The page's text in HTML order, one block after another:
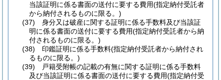
当該証明に係る書面の送付に要する費用(指定納付受託者
から納付されるものに限る。)
(37)
身分又は破産に関する証明に係る手数料及び当該証
明に係る書面の送付に要する費用(指定納付受託者から納
付されるものに限る。)
(38)
印鑑証明に係る手数料(指定納付受託者から納付され
るものに限る。)
(39)
戸籍受附帳の記載の有無に関する証明に係る手数料
及び当該証明に係る書面の送付に要する費用(指定納付受